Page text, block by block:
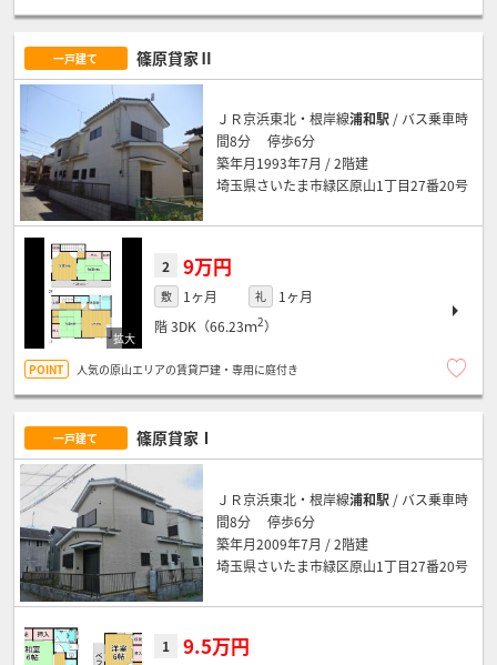
一戸建て 篠原貸家Ⅱ
ＪＲ京浜東北・根岸線浦和駅 / バス乗車時
間8分 停歩6分
築年月1993年7月 / 2階建
埼玉県さいたま市緑区原山1丁目27番20号
2 9万円
敷 1ヶ月 礼
1ヶ月
階3DK（66.23ｍ2）
人気の原山エリアの賃貸戸建・専用に庭付き
一戸建て 篠原貸家Ⅰ
ＪＲ京浜東北・根岸線浦和駅 / バス乗車時
間8分 停歩6分
築年月2009年7月 / 2階建
埼玉県さいたま市緑区原山1丁目27番20号
1 9.5万円